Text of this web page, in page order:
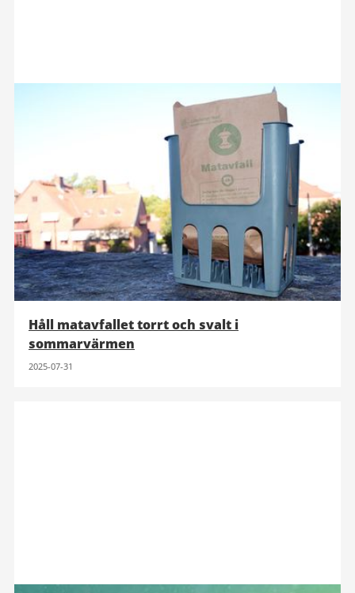
Håll matavfallet torrt och svalt i
sommarvärmen
2025-07-31